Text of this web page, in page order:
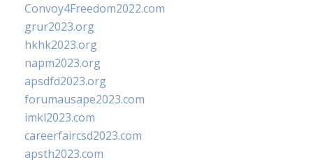
Convoy4Freedom2022.com
grur2023.org
hkhk2023.org
napm2023.org
apsdfd2023.org
forumausape2023.com
imkl2023.com
careerfaircsd2023.com
apsth2023.com